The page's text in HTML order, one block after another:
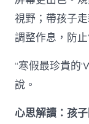
視野；帶孩子
調整作息，防止
“寒假最珍貴的
說。
心思解讀：孩